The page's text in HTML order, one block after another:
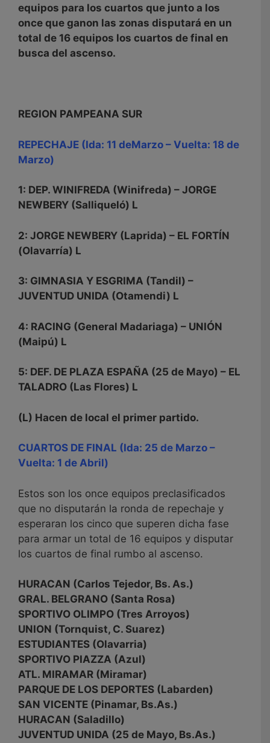
equipos para los cuartos que junto a los
once que ganon las zonas disputará en un
total de 16 equipos los cuartos de final en
busca del ascenso.
REGION PAMPEANA SUR
REPECHAJE (Ida: 11 deMarzo – Vuelta: 18 de
Marzo)
1: DEP. WINIFREDA (Winifreda) – JORGE
NEWBERY (Salliqueló) L
2: JORGE NEWBERY (Laprida) – EL FORTÍN
(Olavarría) L
3: GIMNASIA Y ESGRIMA (Tandil) –
JUVENTUD UNIDA (Otamendi) L
4: RACING (General Madariaga) – UNIÓN
(Maipú) L
5: DEF. DE PLAZA ESPAÑA (25 de Mayo) – EL
TALADRO (Las Flores) L
(L) Hacen de local el primer partido.
CUARTOS DE FINAL (Ida: 25 de Marzo –
Vuelta: 1 de Abril)
Estos son los once equipos preclasificados
que no disputarán la ronda de repechaje y
esperaran los cinco que superen dicha fase
para armar un total de 16 equipos y disputar
los cuartos de final rumbo al ascenso.
HURACAN (Carlos Tejedor, Bs. As.)
GRAL. BELGRANO (Santa Rosa)
SPORTIVO OLIMPO (Tres Arroyos)
UNION (Tornquist, C. Suarez)
ESTUDIANTES (Olavarria)
SPORTIVO PIAZZA (Azul)
ATL. MIRAMAR (Miramar)
PARQUE DE LOS DEPORTES (Labarden)
SAN VICENTE (Pinamar, Bs.As.)
HURACAN (Saladillo)
JUVENTUD UNIDA (25 de Mayo, Bs.As.)